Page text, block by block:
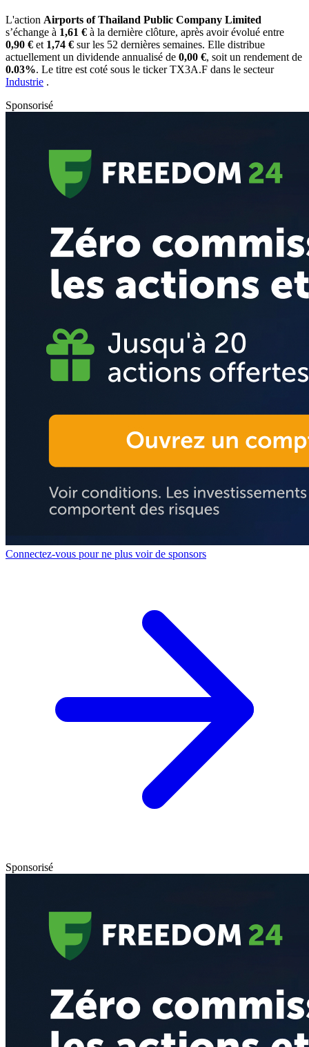
L'action Airports of Thailand Public Company Limited
s’échange à 1,61 € à la dernière clôture, après avoir évolué entre
0,90 € et 1,74 € sur les 52 dernières semaines. Elle distribue
actuellement un dividende annualisé de 0,00 €, soit un rendement de
0.03%. Le titre est coté sous le tickerTX3A.F dans le secteur
Industrie .
Sponsorisé
Connectez-vous pour ne plus voir de sponsors
Sponsorisé